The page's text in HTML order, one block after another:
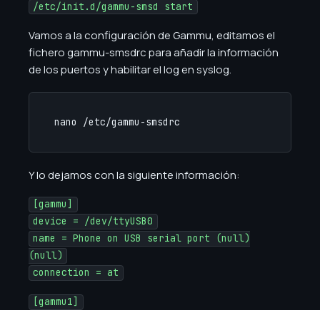
/etc/init.d/gammu-smsd start
Vamos a la configuración de Gammu, editamos el
fichero gammu-smsdrc para añadir la información
de los puertos y habilitar el log en syslog.
nano /etc/gammu-smsdrc
Y lo dejamos con la siguiente información:
[gammu]
device = /dev/ttyUSB0
name = Phone on USB serial port (null)
(null)
connection = at
[gammu1]